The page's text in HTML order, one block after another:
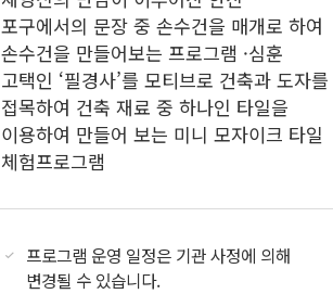
포구에서의 문장 중 손수건을 매개로 하여
손수건을 만들어보는 프로그램 ·심훈
고택인 ‘필경사’를 모티브로 건축과 도자를
접목하여 건축 재료 중 하나인 타일을
이용하여 만들어 보는 미니 모자이크 타일
체험프로그램
프로그램 운영 일정은 기관 사정에 의해
변경될 수 있습니다.